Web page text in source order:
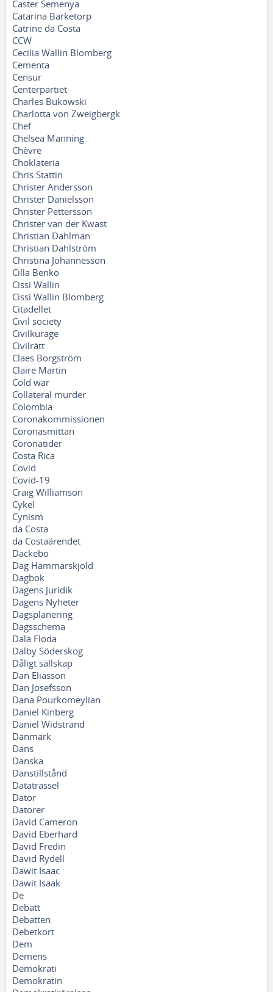
Caster Semenya
Catarina Barketorp
Catrine da Costa
CCW
Cecilia Wallin Blomberg
Cementa
Censur
Centerpartiet
Charles Bukowski
Charlotta von Zweigbergk
Chef
Chelsea Manning
Chèvre
Choklateria
Chris Stattin
Christer Andersson
Christer Danielsson
Christer Pettersson
Christer van der Kwast
Christian Dahlman
Christian Dahlström
Christina Johannesson
Cilla Benkö
Cissi Wallin
Cissi Wallin Blomberg
Citadellet
Civil society
Civilkurage
Civilrätt
Claes Borgström
Claire Martin
Cold war
Collateral murder
Colombia
Coronakommissionen
Coronasmittan
Coronatider
Costa Rica
Covid
Covid-19
Craig Williamson
Cykel
Cynism
da Costa
da Costaärendet
Dackebo
Dag Hammarskjöld
Dagbok
Dagens Juridik
Dagens Nyheter
Dagsplanering
Dagsschema
Dala Floda
Dalby Söderskog
Dåligt sällskap
Dan Eliasson
Dan Josefsson
Dana Pourkomeylian
Daniel Kinberg
Daniel Widstrand
Danmark
Dans
Danska
Danstillstånd
Datatrassel
Dator
Datorer
David Cameron
David Eberhard
David Fredin
David Rydell
Dawit Isaac
Dawit Isaak
De
Debatt
Debatten
Debetkort
Dem
Demens
Demokrati
Demokratin